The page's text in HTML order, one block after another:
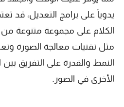
يدوياً على برامج التعديل، قد
الكلام على مجموعة متنوعة من
مثل تقنيات معالجة الصورة
النمط والقدرة على التفريق
الأخرى في الصور.